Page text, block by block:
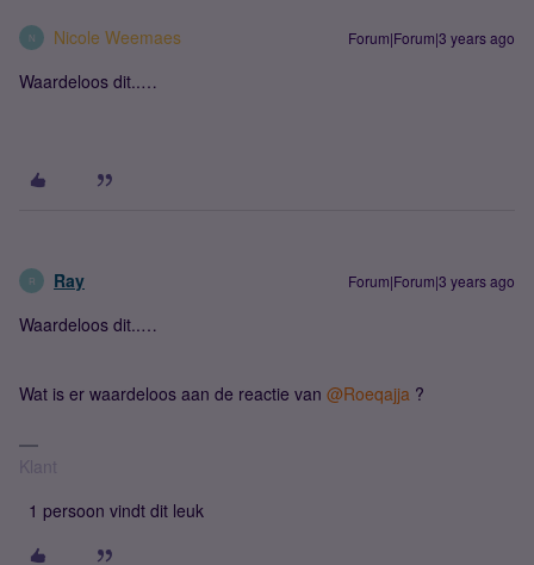
N Nicole Weemaes Forum|Forum|3 years ago
Waardeloos dit..…
R Ray Forum|Forum|3 years ago
Waardeloos dit..…
Wat is er waardeloos aan de reactie van @Roeqajja ?
Klant
1 persoon vindt dit leuk